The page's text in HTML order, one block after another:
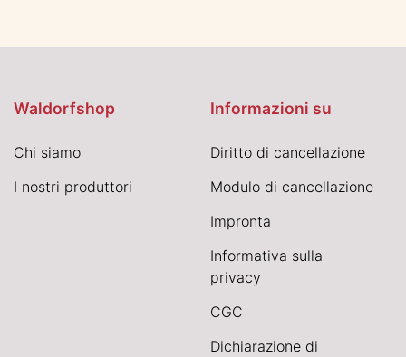
Waldorfshop
Chi siamo
I nostri produttori
Informazioni su
Diritto di cancellazione
Modulo di cancellazione
Impronta
Informativa sulla
privacy
CGC
Dichiarazione di